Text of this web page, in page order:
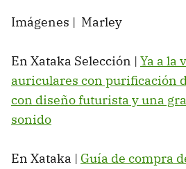
Imágenes | Marley
En Xataka Selección | Ya a la
auriculares con purificación
con diseño futurista y una
sonido
En Xataka | Guía de compra